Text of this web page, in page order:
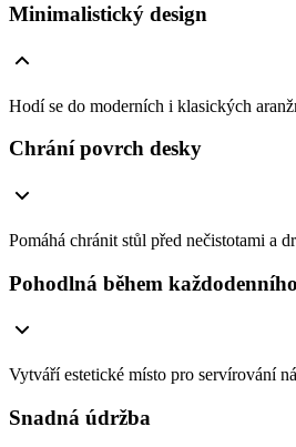
Minimalistický design
Hodí se do moderních i klasických
Chrání povrch desky
Pomáhá chránit stůl před nečistotami a
Pohodlná během
Vytváří estetické místo pro servírování
Snadná údržba